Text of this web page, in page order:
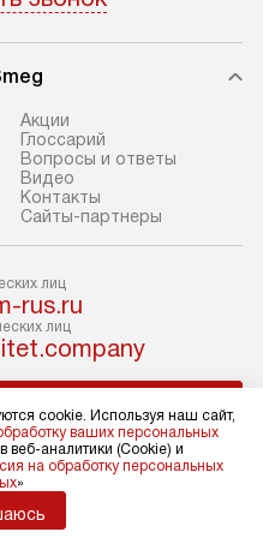
проем,
других
как
по уровню и
по
монтаж не
коммуникаций,
материалы,
и
Акции
Глоссарий
Вопросы и ответы
Видео
Контакты
Сайты-партнеры
лиц
rus.ru
лиц
cookie. Используя наш сайт,
ваших персональных
веб-аналитики (Cookie) и
на обработку персональных
»